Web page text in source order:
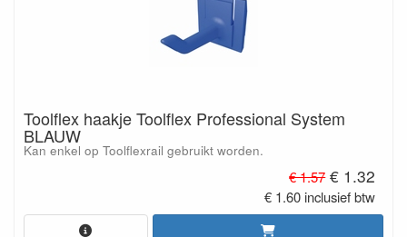
Toolflex haakje Toolflex Professional System
BLAUW
Kan enkel op Toolflexrail gebruikt worden.
€ 1.57€ 1.32
€ 1.60 inclusief btw